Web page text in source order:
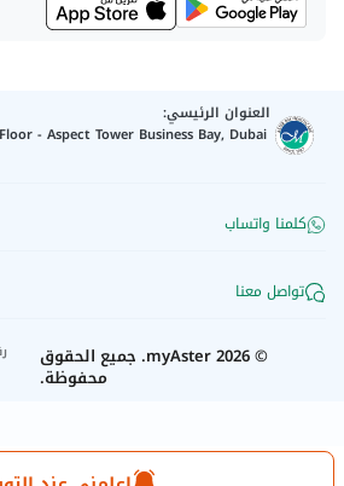
العنوان الرئيسي:
- Aspect Tower Business Bay, Dubai
كلمنا واتساب
تواصل معنا
©
2026
myAster. جميع الحقوق
محفوظة.